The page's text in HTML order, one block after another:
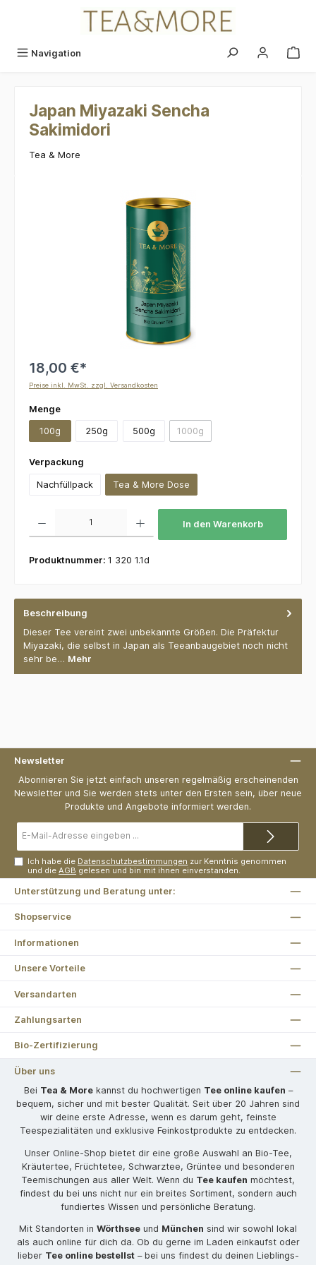
Navigation
Japan Miyazaki Sencha
Sakimidori
Tea & More
Bildergalerie überspringen
18,00 €*
Preise inkl. MwSt. zzgl. Versandkosten
Mengeauswählen
100g 250g 500g 1000g(Diese Option ist zurzeit nicht
Verpackung
Nachfüllpack Tea & More Dose
In den Warenkorb
Produktnummer: 1 320 1.1d
Beschreibung
Dieser Tee vereint zwei unbekannte Größen. Die Präfektur
Miyazaki, die selbst in Japan als Teeanbaugebiet noch nicht
sehr be… Mehr
Newsletter
Abonnieren Sie jetzt einfach unseren regelmäßig erscheinenden
Newsletter und Sie werden stets unter den Ersten sein, über neue
Produkte und Angebote informiert werden.
Mail-
Ich habe die Datenschutzbestimmungen zur Kenntnis genommen
und dieAGB gelesen und bin mit ihnen einverstanden.
Unterstützung und Beratung unter:
Shopservice
Informationen
Unsere Vorteile
Versandarten
Zahlungsarten
Bio-Zertifizierung
Über uns
Bei Tea & Morekannst du hochwertigen Tee online kaufen –
bequem, sicher und mit bester Qualität. Seit über 20 Jahren sind
wir deine erste Adresse, wenn es darum geht, feinste
Teespezialitäten und exklusive Feinkostprodukte zu entdecken.
Unser Online-Shop bietet dir eine große Auswahl an Bio-Tee,
Kräutertee, Früchtetee, Schwarztee, Grüntee und besonderen
Teemischungen aus aller Welt. Wenn du Tee kaufen möchtest,
findest du bei uns nicht nur ein breites Sortiment, sondern auch
fundiertes Wissen und persönliche Beratung.
Mit Standorten in Wörthsee und München sind wir sowohl lokal
als auch online für dich da. Ob du gerne im Laden einkaufst oder
lieber Tee online bestellst– bei uns findest du deinen Lieblings-